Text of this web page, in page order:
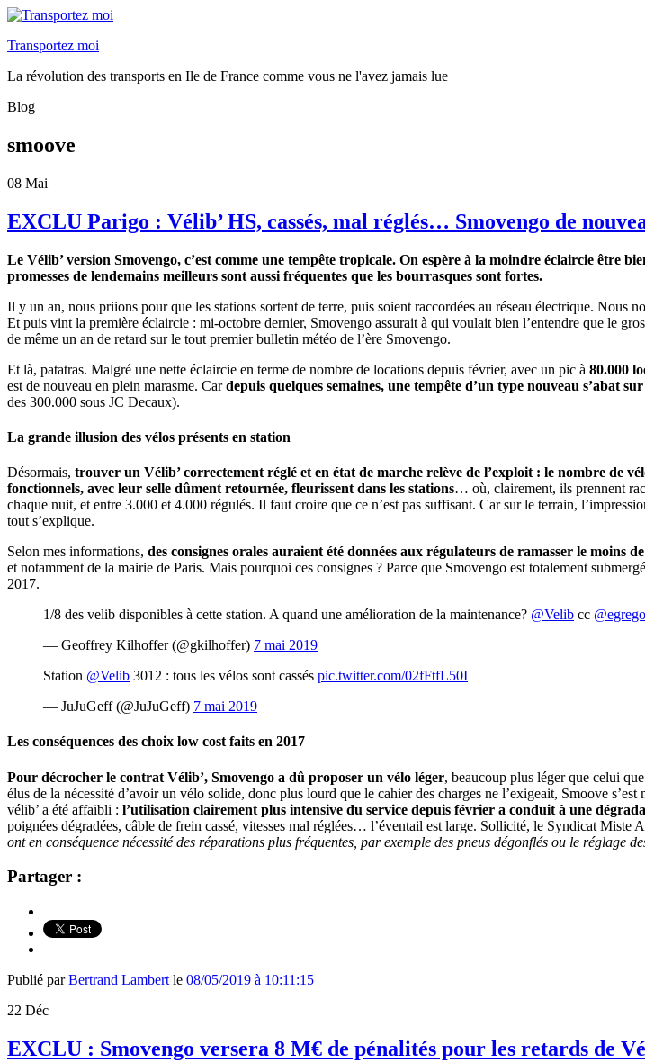
Transportez moi
La révolution des transports en Ile de France comme vous ne l'avez jamais lue
Blog
smoove
08 Mai
EXCLU Parigo : Vélib’ HS, cassés, mal réglés… Smovengo de
Le Vélib’ version Smovengo, c’est comme une tempête tropicale. On espère à la moindre éclaircie être
promesses de lendemains meilleurs sont aussi fréquentes que les bourrasques sont fortes.
Il y un an, nous priions pour que les stations sortent de terre, puis soient raccordées au réseau électrique. Nous
Et puis vint la première éclaircie : mi-octobre dernier, Smovengo assurait à qui voulait bien l’entendre que le
de même un an de retard sur le tout premier bulletin météo de l’ère Smovengo.
Et là, patatras. Malgré une nette éclaircie en terme de nombre de locations depuis février, avec un pic à 80.000
est de nouveau en plein marasme. Cardepuis quelques semaines, une tempête d’un type nouveau s’abat
des 300.000 sous JC Decaux).
La grande illusion des vélos présents en station
Désormais, trouver un Vélib’ correctement réglé et en état de marche relève de l’exploit : le nombre de
fonctionnels, avec leur selle dûment retournée, fleurissent dans les stations… où, clairement, ils prennent
chaque nuit, et entre 3.000 et 4.000 régulés. Il faut croire que ce n’est pas suffisant. Car sur le terrain,
tout s’explique.
Selon mes informations, des consignes orales auraient été données aux régulateurs de ramasser le moins
et notamment de la mairie de Paris. Mais pourquoi ces consignes ? Parce que Smovengo est totalement
2017.
1/8 des velib disponibles à cette station. A quand une amélioration de la maintenance? @Velib cc
— Geoffrey Kilhoffer (@gkilhoffer) 7 mai 2019
Station @Velib 3012 : tous les vélos sont cassés pic.twitter.com/02fFtfL50I
— JuJuGeff (@JuJuGeff) 7 mai 2019
Les conséquences des choix low cost faits en 2017
Pour décrocher le contrat Vélib’, Smovengo a dû proposer un vélo léger, beaucoup plus léger que celui
élus de la nécessité d’avoir un vélo solide, donc plus lourd que le cahier des charges ne l’exigeait, Smoove
vélib’ a été affaibli : l’utilisation clairement plus intensive du service depuis février a conduit à une
poignées dégradées, câble de frein cassé, vitesses mal réglées… l’éventail est large. Sollicité, le Syndicat Miste
ont en conséquence nécessité des réparations plus fréquentes, par exemple des pneus dégonflés ou le réglage
Partager :
Publié parBertrand Lambert le 08/05/2019 à 10:11:15
22 Déc
EXCLU : Smovengo versera 8 M€ de pénalités pour les retards de